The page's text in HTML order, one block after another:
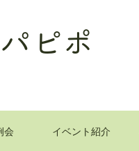
ピポ
会 イベント紹介